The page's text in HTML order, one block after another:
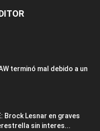
terminó mal debido a un
Brock Lesnar en graves
sin interes...